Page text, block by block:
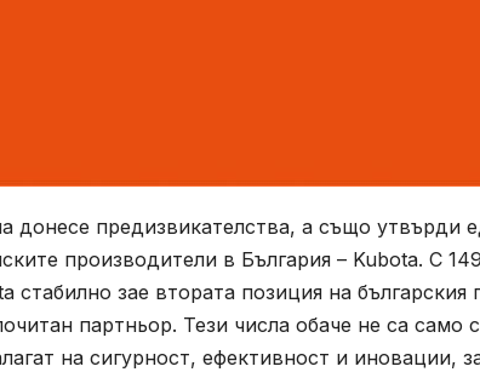
донесе предизвикателства, а също утвърди
производители в България – Kubota. С
стабилно зае втората позиция на
партньор. Тези числа обаче не са само
на сигурност, ефективност и иновации,